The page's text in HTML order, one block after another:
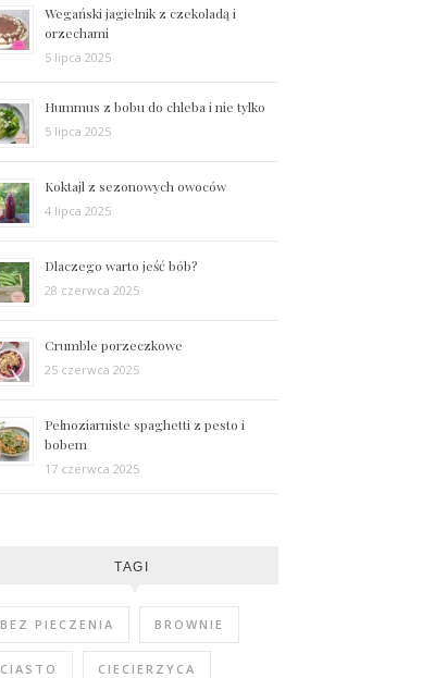
Wegański jagielnik z czekoladą i
orzechami
5 lipca 2025
Hummus z bobu do chleba i nie tylko
5 lipca 2025
Koktajl z sezonowych owoców
4 lipca 2025
Dlaczego warto jeść bób?
28 czerwca 2025
Crumble porzeczkowe
25 czerwca 2025
Pełnoziarniste spaghetti z pesto i
bobem
17 czerwca 2025
TAGI
BEZ PIECZENIA BROWNIE
CIASTO CIECIERZYCA